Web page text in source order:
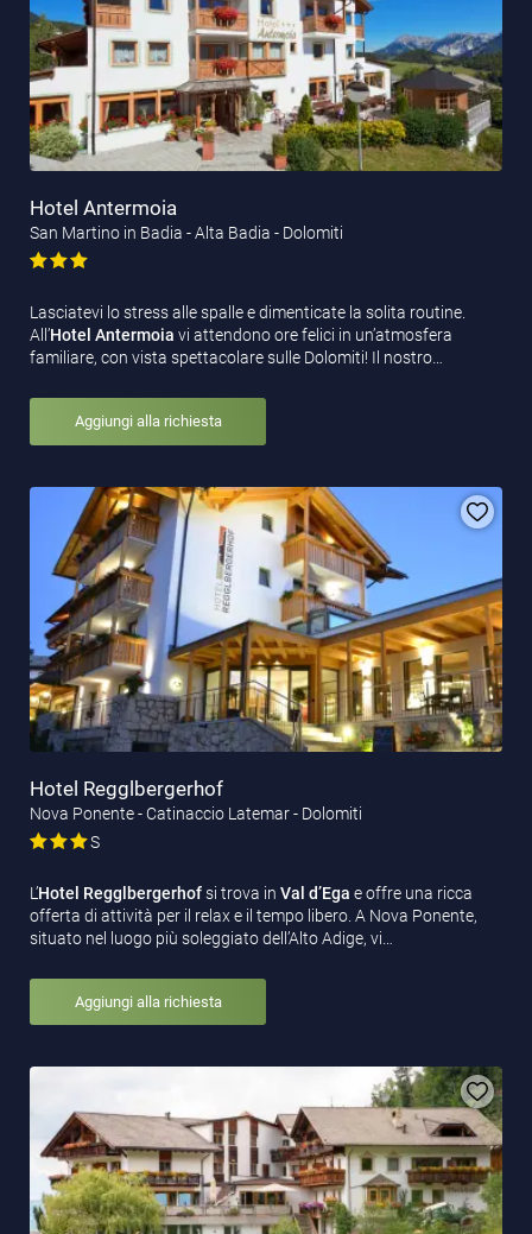
Hotel Antermoia
San Martino in Badia - Alta Badia - Dolomiti
Lasciatevi lo stress alle spalle e dimenticate la solita routine.
All’Hotel Antermoia vi attendono ore felici in un’atmosfera
familiare, con vista spettacolare sulle Dolomiti! Il nostro…
Aggiungi alla richiesta
Hotel Regglbergerhof
Nova Ponente - Catinaccio Latemar - Dolomiti
S
L’Hotel Regglbergerhofsi trova in Val d’Ega e offre una ricca
offerta di attività per il relax e il tempo libero. A Nova Ponente,
situato nel luogo più soleggiato dell’Alto Adige, vi…
Aggiungi alla richiesta